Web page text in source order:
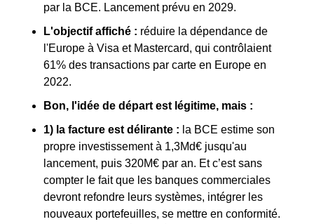
par la BCE. Lancement prévu en 2029.
L'objectif affiché : réduire la dépendance de
l'Europe à Visa et Mastercard, qui contrôlaient
61% des transactions par carte en Europe en
2022.
Bon, l'idée de départ est légitime, mais :
1) la facture est délirante : la BCE estime son
propre investissement à 1,3Md€ jusqu'au
lancement, puis 320M€ par an. Et c’est sans
compter le fait que les banques commerciales
devront refondre leurs systèmes, intégrer les
nouveaux portefeuilles, se mettre en conformité.